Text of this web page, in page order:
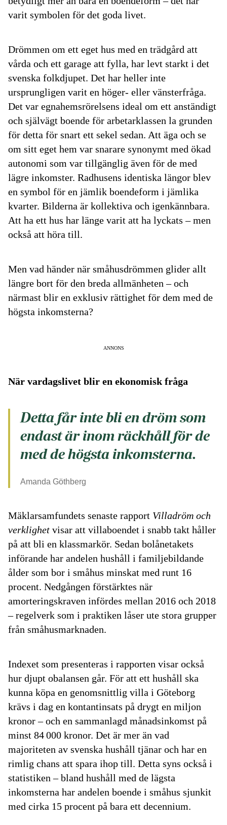
varit symbolen för det goda livet.
Drömmen om ett eget hus med en trädgård att
vårda och ett garage att fylla, har levt starkt i det
svenska folkdjupet. Det har heller inte
ursprungligen varit en höger- eller vänsterfråga.
Det var egnahemsrörelsens ideal om ett anständigt
och självägt boende för arbetarklassen la grunden
för detta för snart ett sekel sedan. Att äga och se
om sitt eget hem var snarare synonymt med ökad
autonomi som var tillgänglig även för de med
lägre inkomster. Radhusens identiska längor blev
en symbol för en jämlik boendeform i jämlika
kvarter. Bilderna är kollektiva och igenkännbara.
Att ha ett hus har länge varit att ha lyckats – men
också att höra till.
Men vad händer när småhusdrömmen glider allt
längre bort för den breda allmänheten – och
närmast blir en exklusiv rättighet för dem med de
högsta inkomsterna?
ANNONS
När vardagslivet blir en ekonomisk fråga
Detta får inte bli en dröm som
endast är inom räckhåll för de
med de högsta inkomsterna.
Amanda Göthberg
Mäklarsamfundets senaste rapport Villadröm och
verklighet visar att villaboendet i snabb takt håller
på att bli en klassmarkör. Sedan bolånetakets
införande har andelen hushåll i familjebildande
ålder som bor i småhus minskat med runt 16
procent. Nedgången förstärktes när
amorteringskraven infördes mellan 2016 och 2018
– regelverk som i praktiken låser ute stora grupper
från småhusmarknaden.
Indexet som presenteras i rapporten visar också
hur djupt obalansen går. För att ett hushåll ska
kunna köpa en genomsnittlig villa i Göteborg
krävs i dag en kontantinsats på drygt en miljon
kronor – och en sammanlagd månadsinkomst på
minst 84 000 kronor. Det är mer än vad
majoriteten av svenska hushåll tjänar och har en
rimlig chans att spara ihop till. Detta syns också i
statistiken – bland hushåll med de lägsta
inkomsterna har andelen boende i småhus sjunkit
med cirka 15 procent på bara ett decennium.